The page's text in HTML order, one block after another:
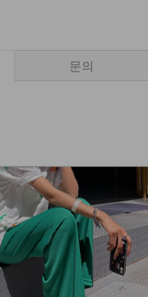
문의